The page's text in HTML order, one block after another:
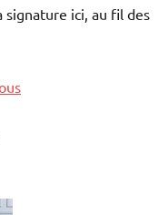
ici, au fil des